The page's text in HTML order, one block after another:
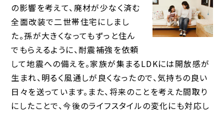
の影響を考えて、廃材が少なく済む
全面改装で二世帯住宅にしまし
た。孫が大きくなってもずっと住ん
でもらえるように、耐震補強を依頼
して地震への備えを。家族が集まるLDKには開放感が
生まれ、明るく風通しが良くなったので、気持ちの良い
日々を送っています。また、将来のことを考えた間取り
にしたことで、今後のライフスタイルの変化にも対応し